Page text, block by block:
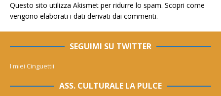
Questo sito utilizza Akismet per ridurre lo spam. Scopri come
vengono elaborati i dati derivati dai commenti.
SEGUIMI SU TWITTER
I miei Cinguettii
ASS. CULTURALE LA PULCE